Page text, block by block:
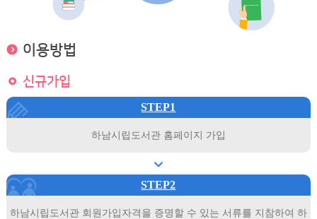
이용방법
신규가입
STEP1
하남시립도서관 홈페이지 가입
STEP2
하남시립도서관 회원가입자격을 증명할 수 있는 서류를 지참하여 하